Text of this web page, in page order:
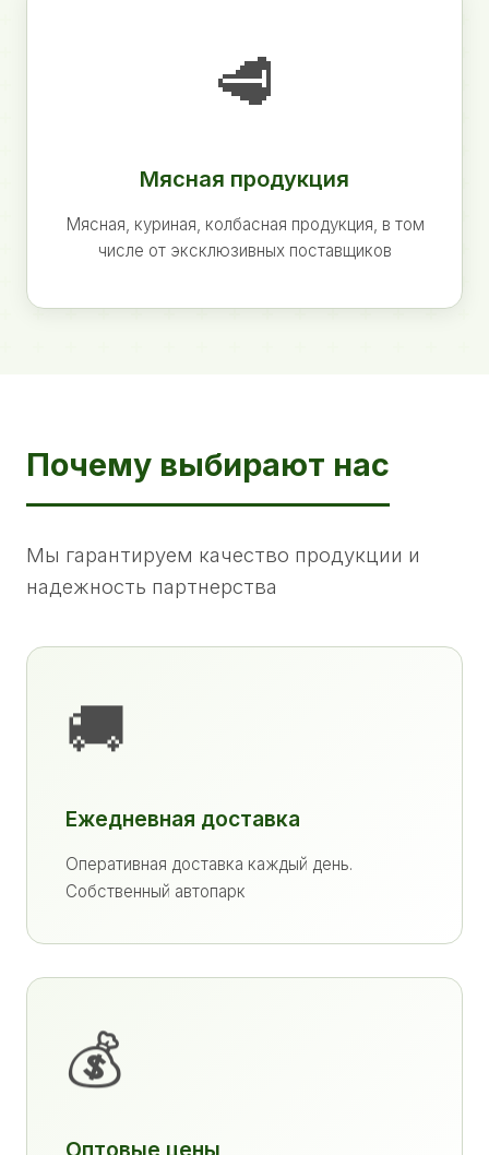
🥩
Мясная продукция
Мясная, куриная, колбасная продукция, в том
числе от эксклюзивных поставщиков
Почему выбирают нас
Мы гарантируем качество продукции и
надежность партнерства
🚚
Ежедневная доставка
Оперативная доставка каждый день.
Собственный автопарк
💰
Оптовые цены